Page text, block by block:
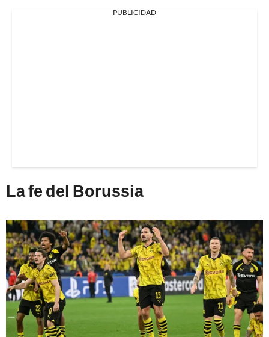
PUBLICIDAD
La fe del Borussia